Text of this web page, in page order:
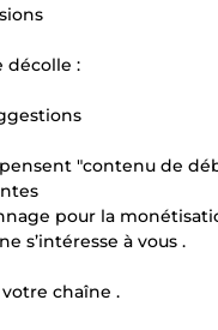
décolle :
"contenu de
pour la
s’intéresse à vous .
chaîne .